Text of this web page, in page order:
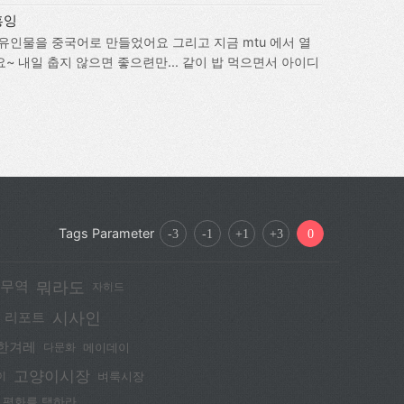
인물을 중국어로 만들었어요 그리고 지금 mtu 에서 열
내일 춥지 않으면 좋으련만... 같이 밥 먹으면서 아이디
Tags Parameter -3 -1 +1 +3 0
역 뭐라도 자히드
리포트 시사인
겨레 다문화 메이데이
고양이시장 벼룩시장